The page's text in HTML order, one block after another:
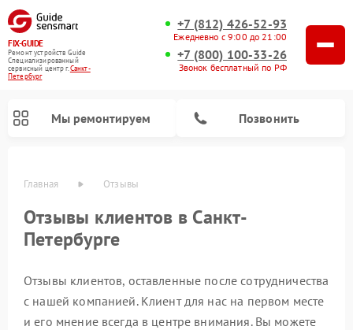
FIX-GUIDE
Ремонт устройств Guide
Специализированный
cервисный центр г.Санкт-
Петербург
+7 (812) 426-52-93
Ежедневно с 9:00 до 21:00
+7 (800) 100-33-26
Звонок бесплатный по РФ
Мы ремонтируем Позвонить
Главная Отзывы
Отзывы клиентов в Санкт-
Петербурге
Отзывы клиентов, оставленные после сотрудничества
с нашей компанией. Клиент для нас на первом месте
и его мнение всегда в центре внимания. Вы можете